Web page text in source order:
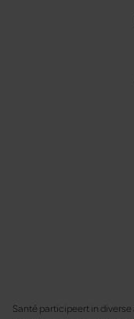
Santé participeert in